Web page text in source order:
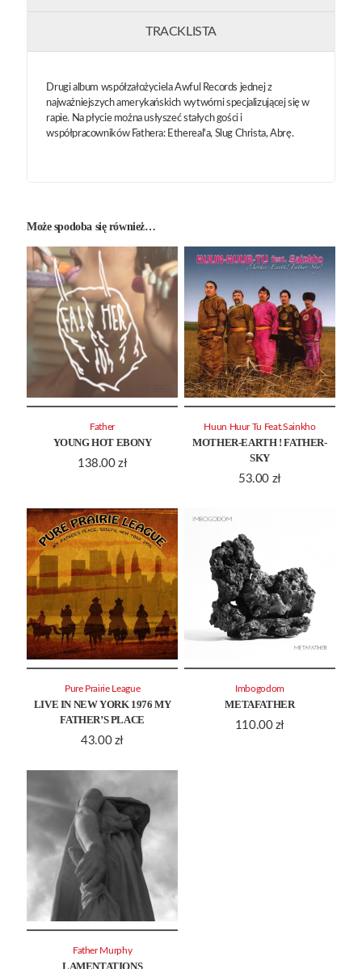
TRACKLISTA
Drugi album współzałożyciela Awful Records jednej z
najważniejszych amerykańskich wytwórni specjalizującej się w
rapie. Na płycie można usłyszeć stałych gości i
współpracowników Fathera: Ethereal'a, Slug Christa, Abrę.
Może spodoba się również…
YOUNG HOT EBONY
138.00 zł
Father
MOTHER-EARTH ! FATHER-
SKY
53.00 zł
Huun Huur Tu Feat.Sainkho
LIVE IN NEW YORK 1976 MY
FATHER’S PLACE
43.00 zł
Pure Prairie League
METAFATHER
110.00 zł
Imbogodom
LAMENTATIONS
Father Murphy